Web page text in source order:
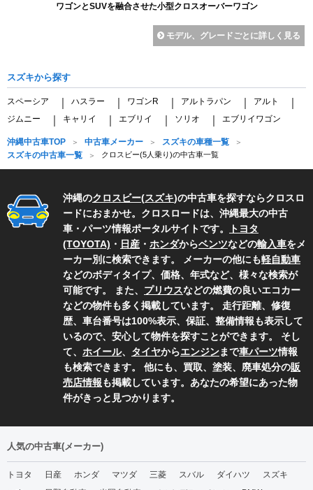
ワゴンとSUVを融合させた小型クロスオーバーワゴン
モデル、グレードごとに詳しく見る
スズキから探す
スペーシア ハスラー ワゴンR アルトラパン アルト
ジムニー キャリイ エブリイ ソリオ エブリイワゴン
沖縄中古車TOP 中古車メーカー
スズキの車種一覧
スズキの中古車一覧
クロスビー(5人乗り)の中古車一覧
沖縄のクロスビー(スズキ)の中古車を探すならクロスロ
ードにおまかせ。クロスロードは、沖縄最大の中古
車・パーツ情報ポータルサイトです。
トヨタ
(TOYOTA) ・ 日産 ・ ホンダからベンツなどの輸入車をメ
ーカー別に検索できます。 メーカーの他にも軽自動車
などのボディタイプ、価格、年式など、様々な検索が
可能です。 また、 プリウスなどの燃費の良いエコカー
などの物件も多く掲載しています。 走行距離、修復
歴、車台番号は100%表示、保証、整備情報も表示して
いるので、安心して物件を探すことができます。 そし
て、 ホイール、 タイヤからエンジンまで車パーツ情報
も検索できます。 他にも、買取、塗装、廃車処分の販
売店情報も掲載しています。あなたの希望にあった物
件がきっと見つかります。
人気の中古車(メーカー)
トヨタ 日産 ホンダ マツダ 三菱 スバル ダイハツ
スズキ